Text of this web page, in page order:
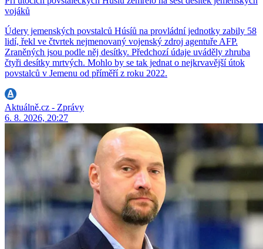
vojáků
Údery jemenských povstalců Húsíů na provládní jednotky zabily 58
lidí, řekl ve čtvrtek nejmenovaný vojenský zdroj agentuře AFP.
Zraněných jsou podle něj desítky. Předchozí údaje uváděly zhruba
čtyři desítky mrtvých. Mohlo by se tak jednat o nejkrvavější útok
povstalců v Jemenu od příměří z roku 2022.
Aktuálně.cz - Zprávy
6. 8. 2026, 20:27